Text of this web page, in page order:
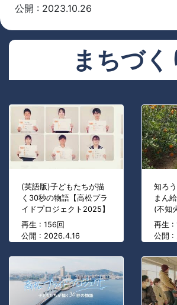
公開 : 2023.10.26
まちづく
(英語版)子どもたちが描
く30秒の物語【高松プラ
イドプロジェクト2025】
再生 : 156回
公開 : 2026.4.16
知ろ
まん
(不知
再生 :
公開 :